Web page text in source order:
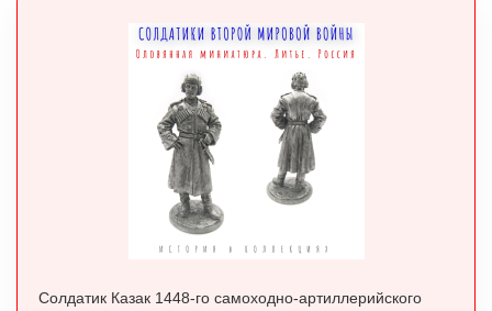
Солдатик Казак 1448-го самоходно-артиллерийского